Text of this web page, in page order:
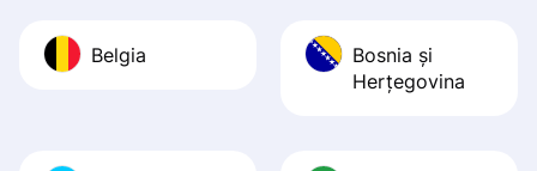
Belgia
Bosnia şi
Herţegovina